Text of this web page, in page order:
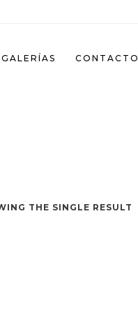
GALERÍAS CONTACTO
THE SINGLE RESULT